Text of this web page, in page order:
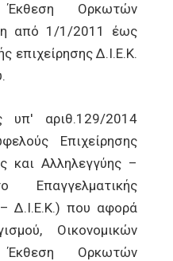
Ορκωτών
από 1/1/2011 έως
επιχείρησης Δ.Ι.Ε.Κ.
αριθ.129/2014
Επιχείρησης
και Αλληλεγγύης –
Επαγγελματικής
Δ.Ι.Ε.Κ.) που αφορά
Οικονομικών
Ορκωτών